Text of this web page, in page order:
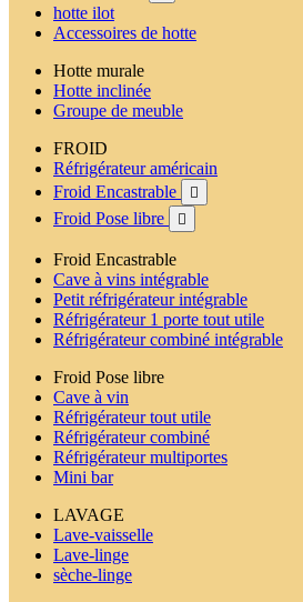
hotte ilot
Accessoires de hotte
Hotte murale
Hotte inclinée
Groupe de meuble
FROID
Réfrigérateur américain
Froid Encastrable

Froid Pose libre 
Froid Encastrable
Cave à vins intégrable
Petit réfrigérateur intégrable
Réfrigérateur 1 porte tout utile
Réfrigérateur combiné intégrable
Froid Pose libre
Cave à vin
Réfrigérateur tout utile
Réfrigérateur combiné
Réfrigérateur multiportes
Mini bar
LAVAGE
Lave-vaisselle
Lave-linge
sèche-linge